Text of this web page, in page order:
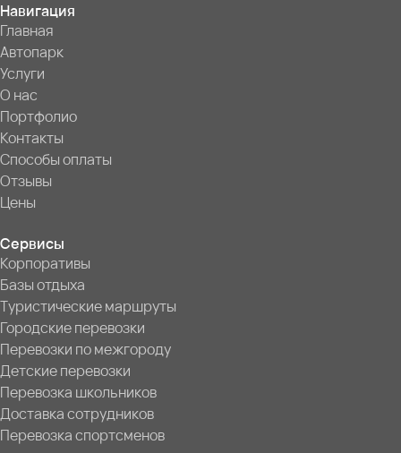
Навигация
Главная
Автопарк
Услуги
О нас
Портфолио
Контакты
Способы оплаты
Отзывы
Цены
Сервисы
Корпоративы
Базы отдыха
Туристические маршруты
Городские перевозки
Перевозки по межгороду
Детские перевозки
Перевозка школьников
Доставка сотрудников
Перевозка спортсменов